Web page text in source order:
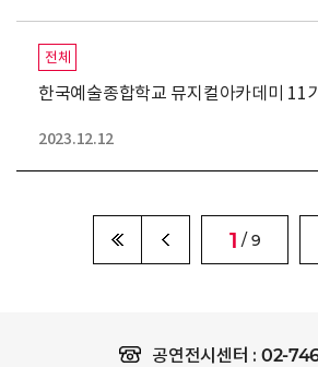
전체
한국예술종합학교 뮤지컬아카데미 11
2023.12.12
1 / 9
공연전시센터 : 02-